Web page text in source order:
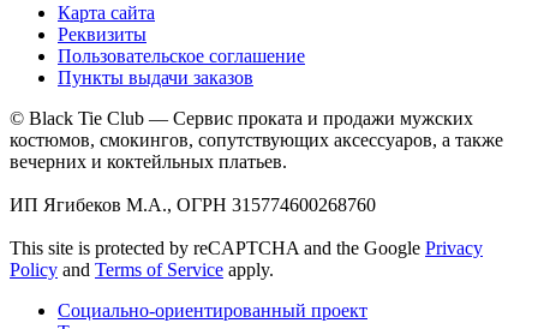
Карта сайта
Реквизиты
Пользовательское соглашение
Пункты выдачи заказов
© Black Tie Club — Сервис проката и продажи мужских
костюмов, смокингов, сопутствующих аксессуаров, а также
вечерних и коктейльных платьев.
ИП Ягибеков М.А., ОГРН 315774600268760
This site is protected by reCAPTCHA and the Google Privacy
Policy and Terms of Service apply.
Социально-ориентированный проект